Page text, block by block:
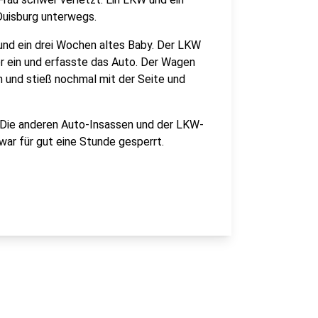
unterwegs.
ein drei Wochen altes Baby. Der LKW
und erfasste das Auto. Der Wagen
stieß nochmal mit der Seite und
anderen Auto-Insassen und der LKW-
für gut eine Stunde gesperrt.